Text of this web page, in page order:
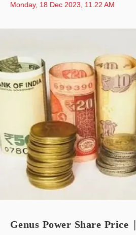
Monday, 18 Dec 2023, 11.22 AM
Genus Power Share Price |